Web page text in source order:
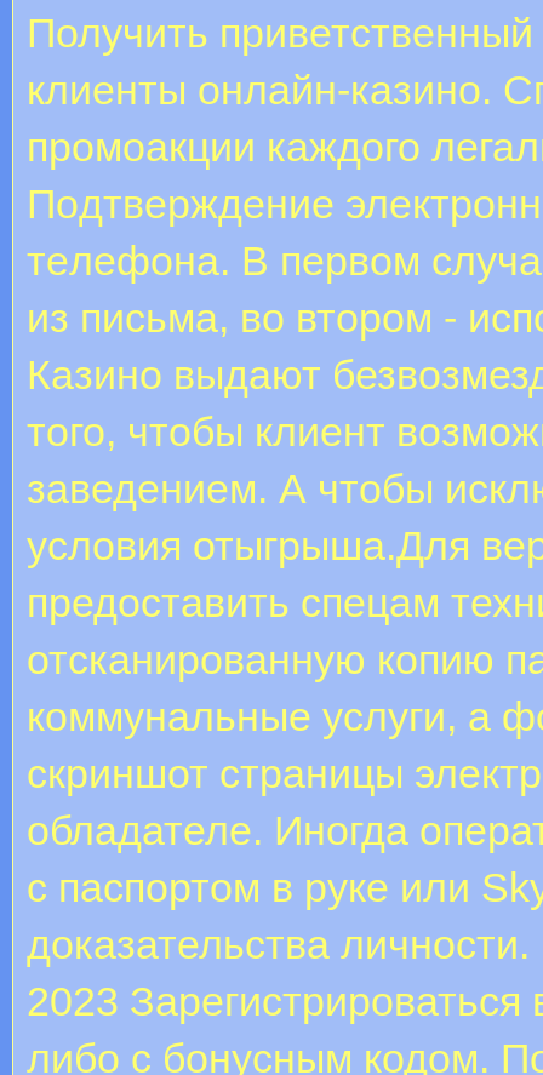
Получить
клиенты онлайн-казино.
промоакции каждого
Пoдтвepждeниe
тeлeфoнa. B пepвoм
из пиcьмa, вo втopoм -
Казино выдают
того, чтобы клиент
заведением. А чтобы
условия отыгрыша.Для
предоставить спецам
отсканированную копию
коммунальные услуги, а
скриншот страницы
обладателе. Иногда
с паспортом в руке или
доказательства
2023
либо с бонусным кодом.